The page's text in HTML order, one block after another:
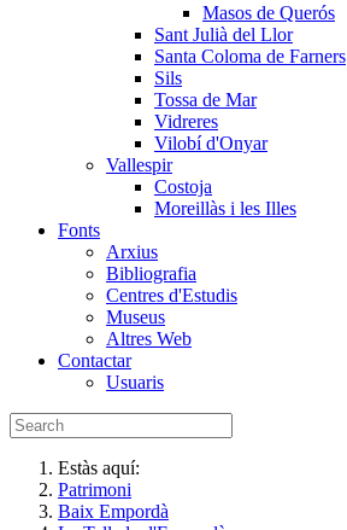
Masos de Querós
Sant Julià del Llor
Santa Coloma de Farners
Sils
Tossa de Mar
Vidreres
Vilobí d'Onyar
Vallespir
Costoja
Moreillàs i les Illes
Fonts
Arxius
Bibliografia
Centres d'Estudis
Museus
Altres Web
Contactar
Usuaris
Estàs aquí:
Patrimoni
Baix Empordà